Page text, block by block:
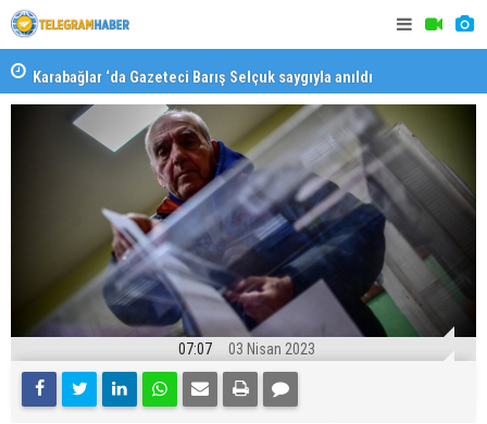
Karabağlar ‘da Gazeteci Barış Selçuk saygıyla anıldı
07:07 03 Nisan 2023